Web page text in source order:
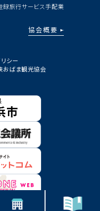
録旅行サービス手配業
協会概要
シー
ばま観光協会